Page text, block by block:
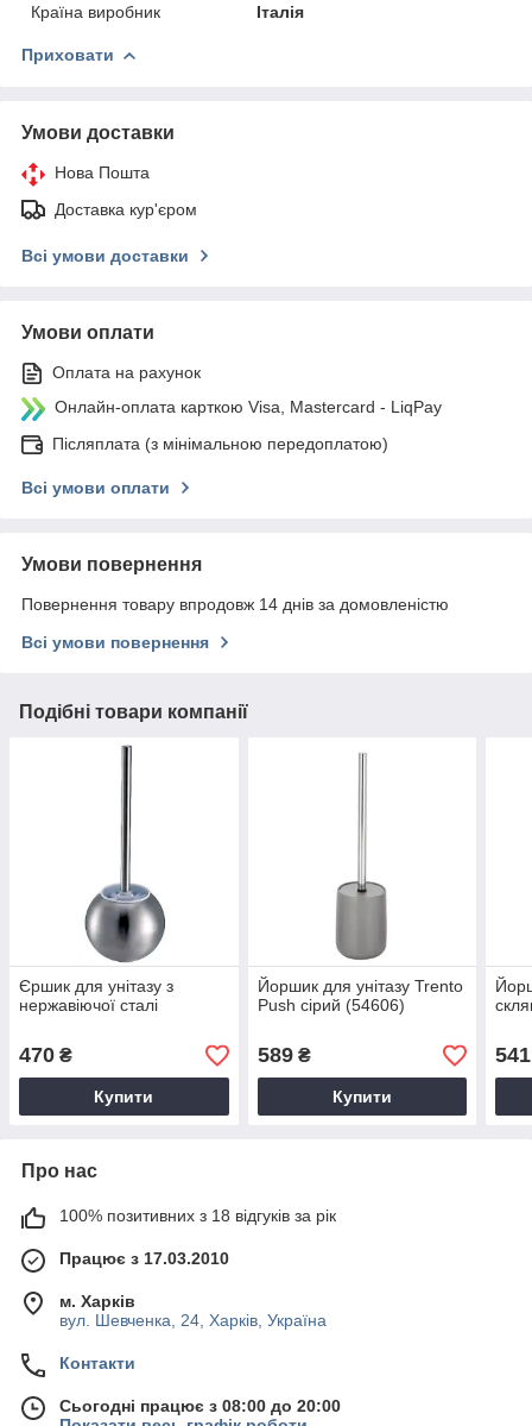
Країна виробник
Італія
Приховати
Умови доставки
Нова Пошта
Доставка кур'єром
Всі умови доставки
Умови оплати
Оплата на рахунок
Онлайн-оплата карткою Visa, Mastercard - LiqPay
Післяплата (з мінімальною передоплатою)
Всі умови оплати
Умови повернення
Повернення товару впродовж 14 днів за домовленістю
Всі умови повернення
Подібні товари компанії
Єршик для унітазу з
нержавіючої сталі
470 ₴
Купити
Йоршик для унітазу Trento
Push сірий (54606)
589₴
Купити
541
Про нас
100% позитивних з 18 відгуків за рік
Працює з 17.03.2010
м. Харків
вул. Шевченка, 24, Харків, Україна
Контакти
Сьогодні працює з 08:00 до 20:00